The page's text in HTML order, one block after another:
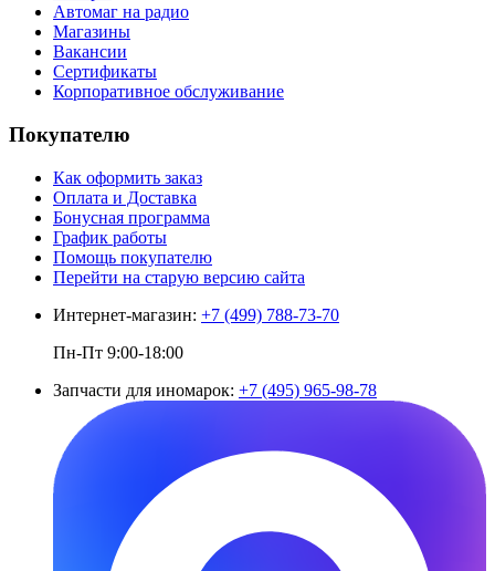
Автомаг на радио
Магазины
Вакансии
Сертификаты
Корпоративное обслуживание
Покупателю
Как оформить заказ
Оплата и Доставка
Бонусная программа
График работы
Помощь покупателю
Перейти на старую версию сайта
Интернет-магазин: +7 (499) 788-73-70
Пн-Пт 9:00-18:00
Запчасти для иномарок: +7 (495) 965-98-78